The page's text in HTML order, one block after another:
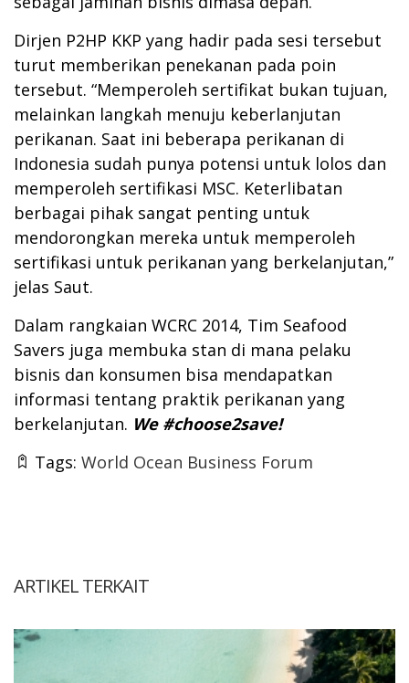
Dirjen P2HP KKP yang hadir pada sesi tersebut
turut memberikan penekanan pada poin
tersebut. “Memperoleh sertifikat bukan tujuan,
melainkan langkah menuju keberlanjutan
perikanan. Saat ini beberapa perikanan di
Indonesia sudah punya potensi untuk lolos dan
memperoleh sertifikasi MSC. Keterlibatan
berbagai pihak sangat penting untuk
mendorongkan mereka untuk memperoleh
sertifikasi untuk perikanan yang berkelanjutan,”
jelas Saut.
Dalam rangkaian WCRC 2014, Tim Seafood
Savers juga membuka stan di mana pelaku
bisnis dan konsumen bisa mendapatkan
informasi tentang praktik perikanan yang
berkelanjutan. We #choose2save!
Tags: World Ocean Business Forum
ARTIKEL TERKAIT